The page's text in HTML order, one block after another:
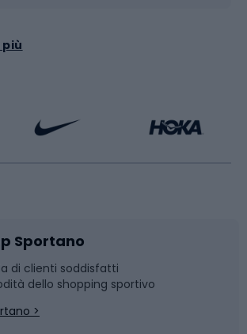
Sportano
di clienti soddisfatti
dello shopping sportivo
>